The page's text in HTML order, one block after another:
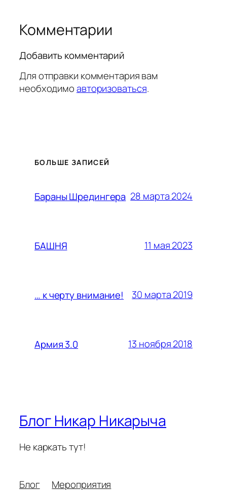
Комментарии
Добавить комментарий
Для отправки комментария вам
необходимоавторизоваться.
БОЛЬШЕ ЗАПИСЕЙ
Бараны Шредингера 28 марта 2024
БАШНЯ 11 мая 2023
… к черту внимание! 30 марта 2019
Армия 3.0 13 ноября 2018
Блог Никар Никарыча
Не каркать тут!
Блог Мероприятия